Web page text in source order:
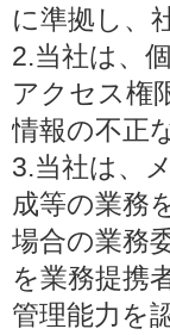
に準拠し、
2.当社は、
アクセス権
情報の不正
3.当社は、
成等の業務
場合の業務
を業務提携
管理能力を